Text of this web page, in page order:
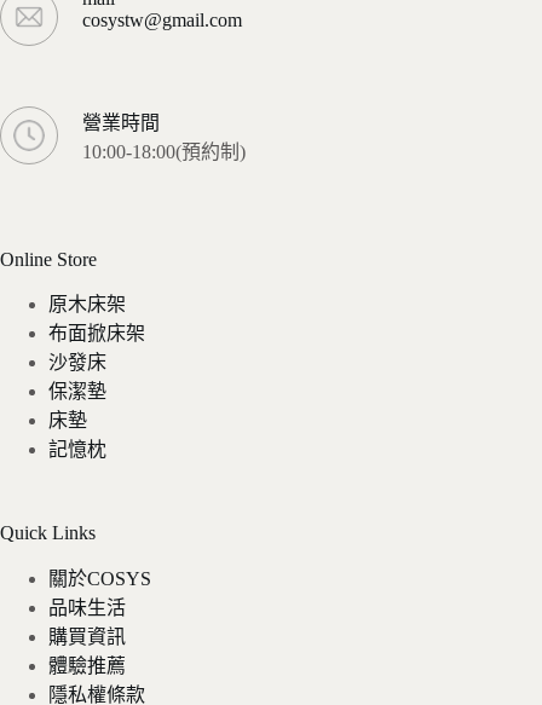
cosystw@gmail.com
營業時間
10:00-18:00(預約制)
Online Store
原木床架
布面掀床架
沙發床
保潔墊
床墊
記憶枕
Quick Links
關於COSYS
品味生活
購買資訊
體驗推薦
隱私權條款